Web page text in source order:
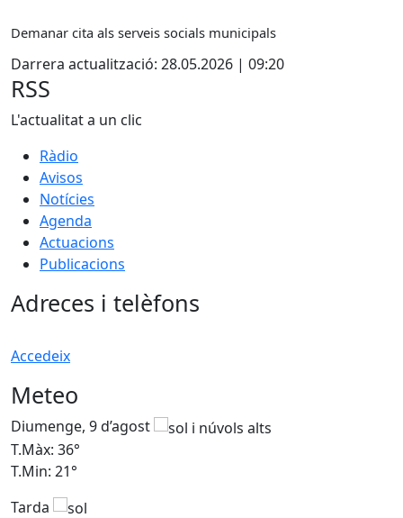
Demanar cita als serveis socials municipals
Darrera actualització: 28.05.2026 | 09:20
RSS
L'actualitat a un clic
Ràdio
Avisos
Notícies
Agenda
Actuacions
Publicacions
Adreces i telèfons
Accedeix
Meteo
Diumenge, 9 d’agost
T.Màx: 36°
T.Min: 21°
Tarda